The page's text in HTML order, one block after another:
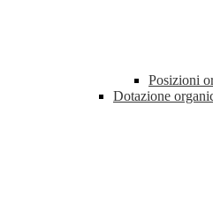
Posizioni
Dotazione